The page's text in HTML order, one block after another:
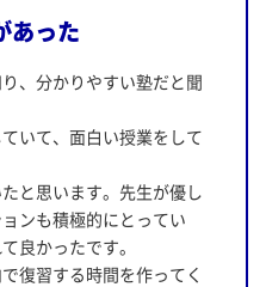
あった
、分かりやすい塾だと聞
いて、面白い授業をして
と思います。先生が優し
ンも積極的にとってい
良かったです。
復習する時間を作ってく